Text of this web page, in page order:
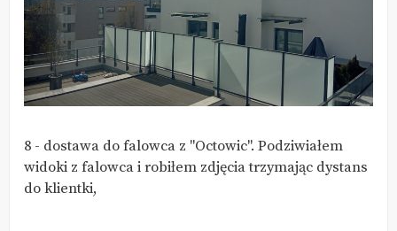
8 - dostawa do falowca z "Octowic". Podziwiałem
widoki z falowca i robiłem zdjęcia trzymając dystans
do klientki,